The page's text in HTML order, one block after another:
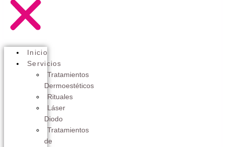
Inicio
Servicios
Tratamientos
Dermoestéticos
Rituales
Láser
Diodo
Tratamientos
de